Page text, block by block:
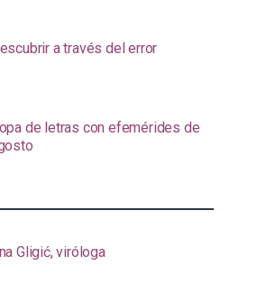
a través del error
de letras con efemérides de
Gligić, viróloga